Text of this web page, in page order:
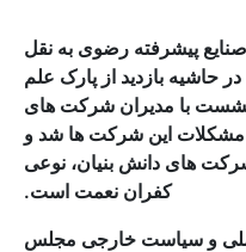
پیشرفته رضوی به نقل
حاشیه بازدید از پارک علم
با مدیران شرکت های
مشکلات این شرکت ها شد و
های دانش بنیان، نوعی
کفران نعمت است.
ملی و سیاست خارجی مجلس